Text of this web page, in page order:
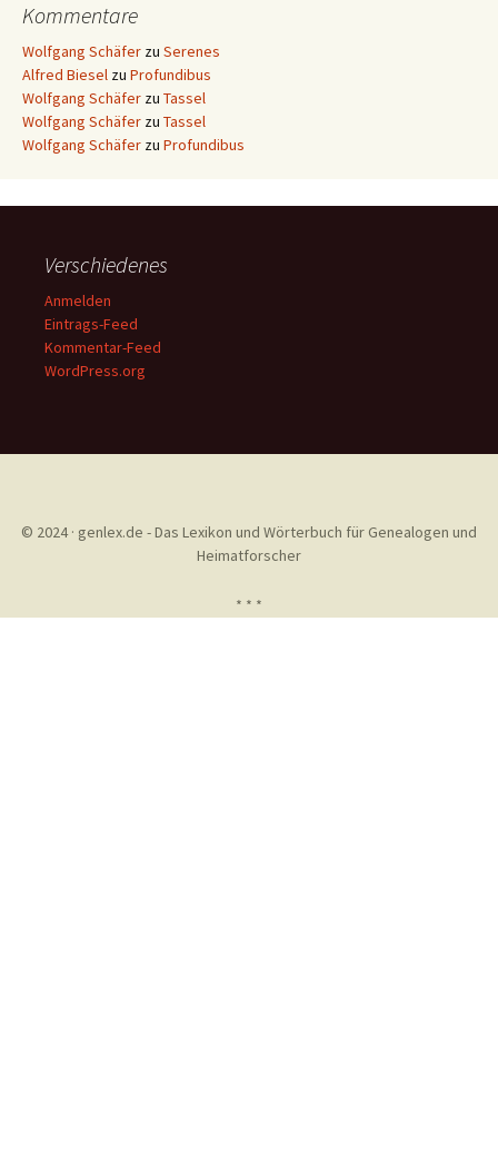
Kommentare
Wolfgang Schäfer zu Serenes
Alfred Biesel zu Profundibus
Wolfgang Schäfer zu Tassel
Wolfgang Schäfer zu Tassel
Wolfgang Schäfer zu Profundibus
Verschiedenes
Anmelden
Eintrags-Feed
Kommentar-Feed
WordPress.org
© 2024 · genlex.de - Das Lexikon und Wörterbuch für Genealogen und
Heimatforscher
* * *